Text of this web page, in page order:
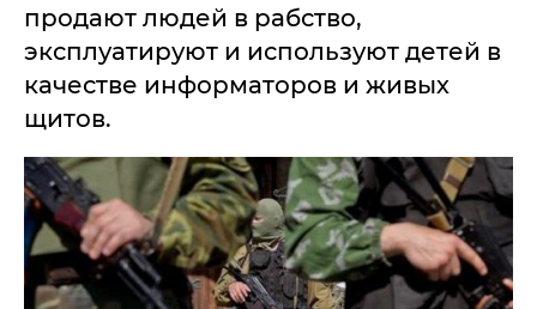
продают людей в рабство,
эксплуатируют и используют детей в
качестве информаторов и живых
щитов.